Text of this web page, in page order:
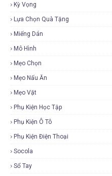
Kỳ Vọng
Lựa Chọn Quà Tặng
Miếng Dán
Mô Hình
Mẹo Chọn
Mẹo Nấu Ăn
Mẹo Vặt
Phụ Kiện Học Tập
Phụ Kiện Ô Tô
Phụ Kiện Điện Thoại
Socola
Sổ Tay